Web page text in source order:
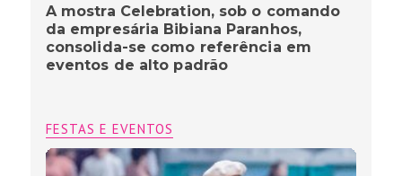
A mostra Celebration, sob o comando
da empresária Bibiana Paranhos,
consolida-se como referência em
eventos de alto padrão
FESTAS E EVENTOS